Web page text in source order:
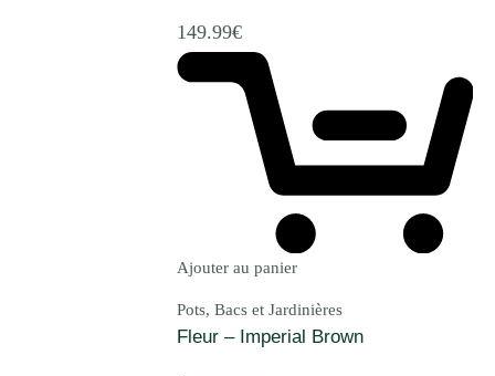
149.99€
Ajouter au panier
Pots, Bacs et Jardinières
Fleur – Imperial Brown